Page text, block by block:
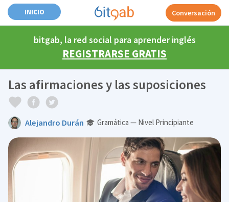
INICIO Conversación
bitgab, la red social para aprender inglés
REGISTRARSE GRATIS
Las afirmaciones y las suposiciones
Alejandro Durán Gramática — Nivel Principiante